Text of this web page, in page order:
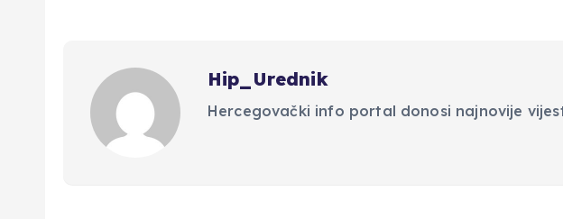
Hip_Urednik
Hercegovački info portal donosi najnovije